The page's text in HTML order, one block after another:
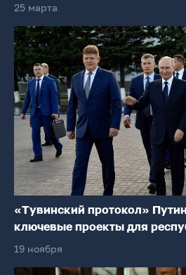
25 марта
«Тувинский протокол»
ключевые проекты для
19 ноября